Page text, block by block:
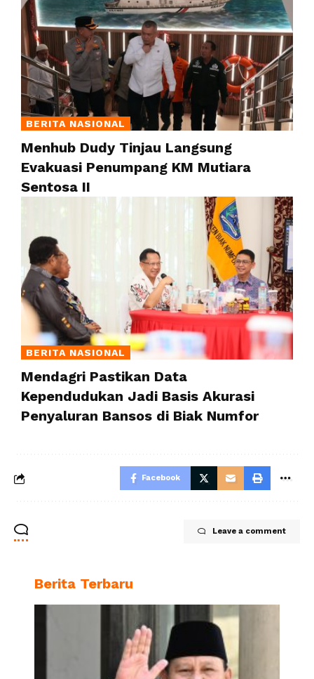
BERITA NASIONAL
Menhub Dudy Tinjau Langsung
Evakuasi Penumpang KM Mutiara
Sentosa II
BERITA NASIONAL
Mendagri Pastikan Data
Kependudukan Jadi Basis Akurasi
Penyaluran Bansos di Biak Numfor
Facebook
Leave a comment
Berita Terbaru